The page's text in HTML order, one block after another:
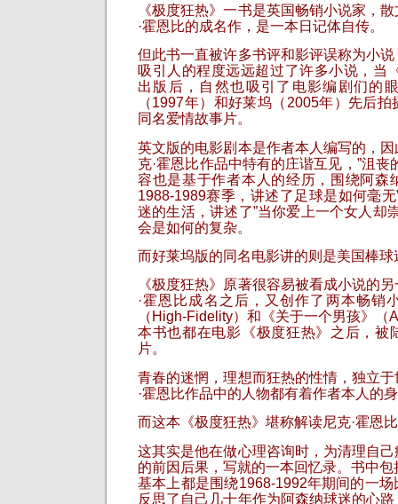
《极度狂热》一书是英国畅销小说家，
·霍恩比的成名作，是一本日记体自传。
但此书一直被许多书评和影评误称为小
吸引人的程度远远超过了许多小说，当
出版后，自然也吸引了电影编剧们的
（1997年）和好莱坞（2005年）先后
同名爱情故事片。
英文版的电影剧本是作者本人编写的，
克·霍恩比作品中特有的庄谐互见，”沮丧
容也是基于作者本人的经历，围绕阿森
1988-1989赛季，讲述了足球是如何毫
迷的生活，讲述了”当你爱上一个女人却
会是如何的复杂。
而好莱坞版的同名电影讲的则是美国棒
《极度狂热》原著很容易被看成小说的
·霍恩比成名之后，又创作了两本畅销
（High-Fidelity）和《关于一个男孩》（
本书也都在电影《极度狂热》之后，被
片。
青春的迷惘，理想而狂热的性情，独立
·霍恩比作品中的人物都有着作者本人的
而这本《极度狂热》堪称解读尼克·霍恩
这其实是他在做心理咨询时，为清理自
的前因后果，写就的一本回忆录。书中
基本上都是围绕1968-1992年期间的一
反思了自己几十年作为阿森纳球迷的心